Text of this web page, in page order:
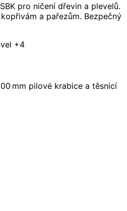
pro ničení dřevin a plevelů.
a pařezům. Bezpečný
+4
mm pilové krabice a těsnicí